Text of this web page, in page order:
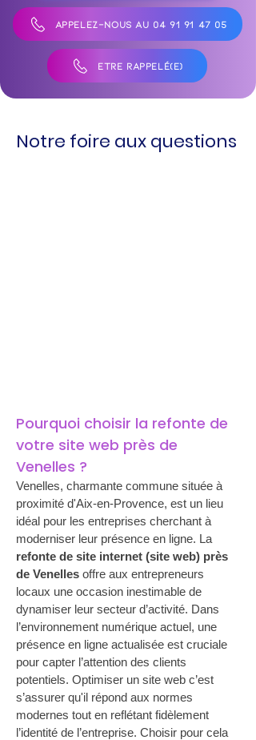
APPELEZ-NOUS AU 04 91 91 47 05
ÊTRE RAPPELÉ(E)
Notre foire aux questions
Pourquoi choisir la refonte de
votre site web près de
Venelles ?
Venelles, charmante commune située à
proximité d'Aix-en-Provence, est un lieu
idéal pour les entreprises cherchant à
moderniser leur présence en ligne. La
refonte de site internet (site web) près
de Venelles offre aux entrepreneurs
locaux une occasion inestimable de
dynamiser leur secteur d’activité. Dans
l’environnement numérique actuel, une
présence en ligne actualisée est cruciale
pour capter l’attention des clients
potentiels. Optimiser un site web c’est
s’assurer qu'il répond aux normes
modernes tout en reflétant fidèlement
l’identité de l’entreprise. Choisir pour cela